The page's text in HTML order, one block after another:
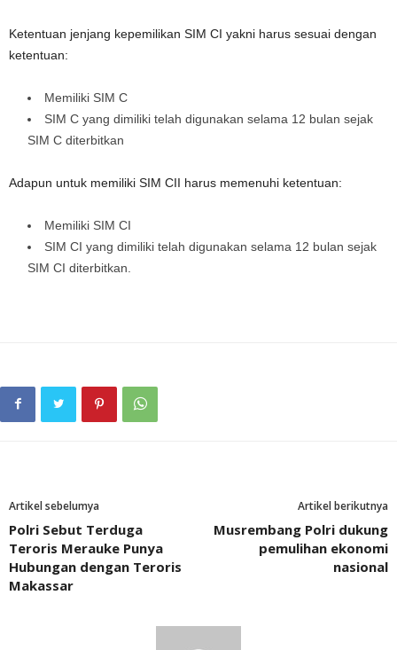
Ketentuan jenjang kepemilikan SIM CI yakni harus sesuai dengan
ketentuan:
Memiliki SIM C
SIM C yang dimiliki telah digunakan selama 12 bulan sejak
SIM C diterbitkan
Adapun untuk memiliki SIM CII harus memenuhi ketentuan:
Memiliki SIM CI
SIM CI yang dimiliki telah digunakan selama 12 bulan sejak
SIM CI diterbitkan.
Artikel sebelumya
Polri Sebut Terduga
Teroris Merauke Punya
Hubungan dengan Teroris
Makassar
Artikel berikutnya
Musrembang Polri dukung
pemulihan ekonomi
nasional